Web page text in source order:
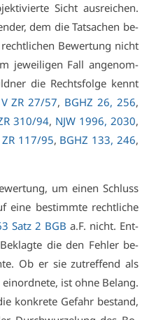
Sicht aus­rei­chen.
dem die Tat­sa­chen be­
Be­wer­tung nicht
je­wei­li­gen Fall an­ge­nom­
die Rechts­fol­ge kennt
V ZR 27/57, BGHZ 26, 256,
310/94, NJW 1996, 2030,
ZR 117/95, BGHZ 133, 246,
um ei­nen Schluss
ei­ne be­stimm­te recht­li­che
Satz 2 BGB a.F. nicht. Ent­
die den Feh­ler be­
Ob er sie zu­tref­fend als
ein­ord­ne­te, ist oh­ne Be­lang.
kon­kre­te Ge­fahr be­stand,